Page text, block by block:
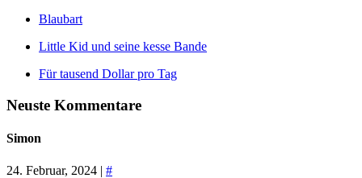
Blaubart
Little Kid und seine kesse Bande
Für tausend Dollar pro Tag
Neuste Kommentare
Simon
24. Februar, 2024 | #